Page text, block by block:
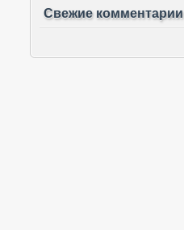
Свежие комментарии